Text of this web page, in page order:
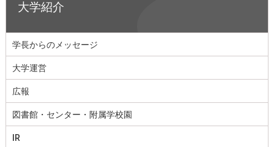
大学紹介
学長からのメッセージ
大学運営
広報
図書館・センター・附属学校園
IR